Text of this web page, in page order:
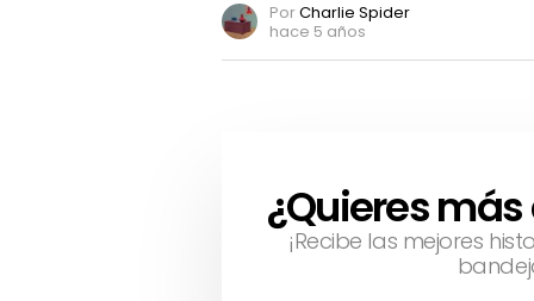
PorCharlie Spider
hace 5 años
NEWSLETTER
¿Quieres
¡Recibe las mejores